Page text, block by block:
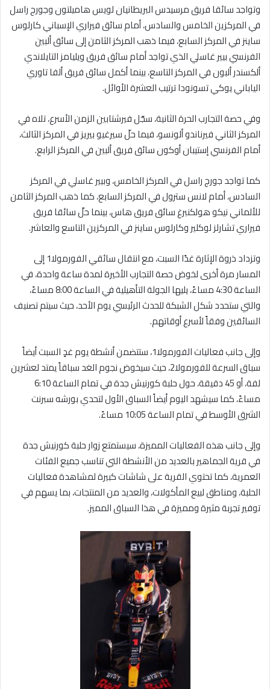
وتواجد سائقا فريق مرسيدس البريطانيان لويس هاميلتون وجورج راسل
في المركزين الخامس والسادس، أمام سائق فيراري الإسباني كارلوس
ساينز في المركز السابع، فيما ذهب المركز الثامن إلى سائق ألبين
الفرنسي بيير غاسلي الذي تواجد أمام سائق فريق ويليامز التايلاندي
ألكسندر ألبون في المركز التاسع، بينما أكمل سائق فريق ألفا تاوري
الياباني يوكي تسونودا ترتيب العشرة الأوائل.
وفي حصة التجارب الحرة الثانية، سجّل فيرشتابين الزمن الأسرع، تلاه في
المركز الثاني فيرناندو ألونسو، فيما حلّ سيرغيو بيريز في المركز الثالث،
أمام الفرنسي إستيبان أوكون سائق فريق ألبين في المركز الرابع.
كما تواجد جورج راسل في المركز الخامس، وبيير غاسلي في المركز
السادس، أمام لانس سترول في المركز السابع، كما ذهب المركز الثامن
للألماني نيكو هولكنبرغ سائق فريق هاس، بينما حلّ سائقا فريق
فيراري تشارلز لوكلير وكارلوس ساينز في المركزين التاسع والعاشر.
وتزداد ذروة الإثارة غدًا السبت، مع انتقال سائقي الفورمولا1 إلى
المسار مرة أخرى لخوض حصة التجارب الأخيرة لمدة ساعة واحدة، في
الساعة 4:30 مساءً، يليها الجولة التأهيلية في الساعة 8:00 مساءً،
والتي ستحدد شكل الشبكة للحدث الرئيسي يوم الأحد، حيث سيتم تصنيف
السائقين وفقاً لأسرع أوقاتهم.
وإلى جانب فعاليات الفورمولا1، ستتضمن أنشطة يوم غدٍ السبت أيضاً
سباق السرعة للفورمولا2، حيث سيخوض نجوم الغد سباقاً يمتد لعشرين
لفة، أو 45 دقيقة، حول حلبة كورنيش جدة في تمام الساعة 6:10
مساءً، كما سيشهد اليوم أيضاً السباق الأول لتحدي بورشه سبرنت
الشرق الأوسط في تمام الساعة 10:05 مساءً.
وإلى جانب هذه الفعاليات المميزة، سيستمتع زوار حلبة كورنيش جدة
في قرية الجماهير بالعديد من الأنشطة التي تناسب جميع الفئات
العمرية، كما تحتوي القرية على شاشات كبيرة لمشاهدة فعاليات
الحلبة، ومناطق لبيع المأكولات، والعديد من المنتجات، بما يسهم في
توفير تجربة مثيرة ومميزة في هذا السباق المميز.